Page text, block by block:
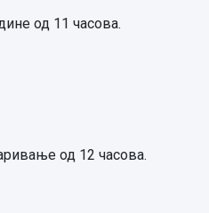
од 11 часова.
од 12 часова.